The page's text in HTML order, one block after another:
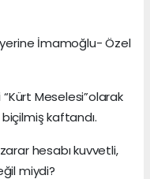
İmamoğlu- Özel
“Kürt Meselesi”olarak
kaftandı.
hesabı kuvvetli,
miydi?